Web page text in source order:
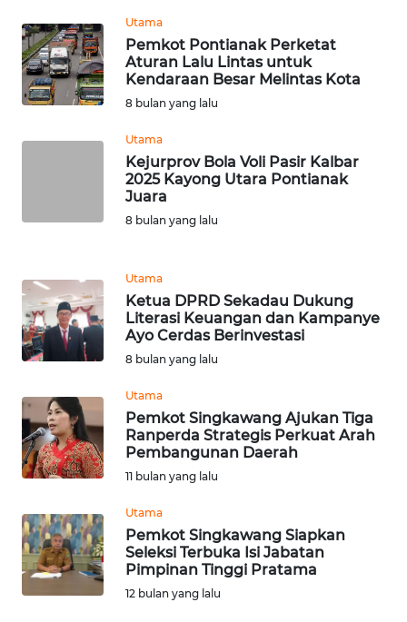
Utama
Pemkot Pontianak Perketat
Aturan Lalu Lintas untuk
Kendaraan Besar Melintas Kota
8 bulan yang lalu
Utama
Kejurprov Bola Voli Pasir Kalbar
2025 Kayong Utara Pontianak
Juara
8 bulan yang lalu
Utama
Ketua DPRD Sekadau Dukung
Literasi Keuangan dan Kampanye
Ayo Cerdas Berinvestasi
8 bulan yang lalu
Utama
Pemkot Singkawang Ajukan Tiga
Ranperda Strategis Perkuat Arah
Pembangunan Daerah
11 bulan yang lalu
Utama
Pemkot Singkawang Siapkan
Seleksi Terbuka Isi Jabatan
Pimpinan Tinggi Pratama
12 bulan yang lalu
WN
KALTARA
WN
WN
GORONTALO
WN
MALUKU
MALUT
WN
DAIRI